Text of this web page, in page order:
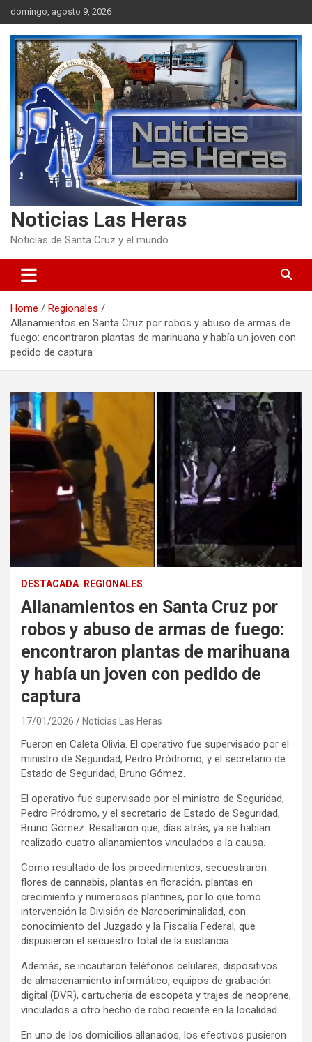
Skip
to
content
domingo, agosto 9, 2026
Noticias Las Heras
Noticias de Santa Cruz y el mundo
Home
Regionales
Allanamientos en Santa Cruz por robos y abuso de armas de
fuego: encontraron plantas de marihuana y había un joven con
pedido de captura
DESTACADA REGIONALES
Allanamientos en Santa Cruz por
robos y abuso de armas de fuego:
encontraron plantas de marihuana
y había un joven con pedido de
captura
17/01/2026 Noticias Las Heras
Fueron en Caleta Olivia. El operativo fue supervisado por el
ministro de Seguridad, Pedro Pródromo, y el secretario de
Estado de Seguridad, Bruno Gómez.
El operativo fue supervisado por el ministro de Seguridad,
Pedro Pródromo, y el secretario de Estado de Seguridad,
Bruno Gómez. Resaltaron que, días atrás, ya se habían
realizado cuatro allanamientos vinculados a la causa.
Como resultado de los procedimientos, secuestraron
flores de cannabis, plantas en floración, plantas en
crecimiento y numerosos plantines, por lo que tomó
intervención la División de Narcocriminalidad, con
conocimiento del Juzgado y la Fiscalía Federal, que
dispusieron el secuestro total de la sustancia.
Además, se incautaron teléfonos celulares, dispositivos
de almacenamiento informático, equipos de grabación
digital (DVR), cartuchería de escopeta y trajes de neoprene,
vinculados a otro hecho de robo reciente en la localidad.
En uno de los domicilios allanados, los efectivos pusieron